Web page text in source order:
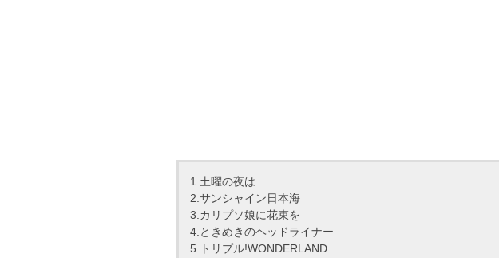
1.土曜の夜は
2.サンシャイン日本海
3.カリプソ娘に花束を
4.ときめきのヘッドライナー
5.トリプル!WONDERLAND